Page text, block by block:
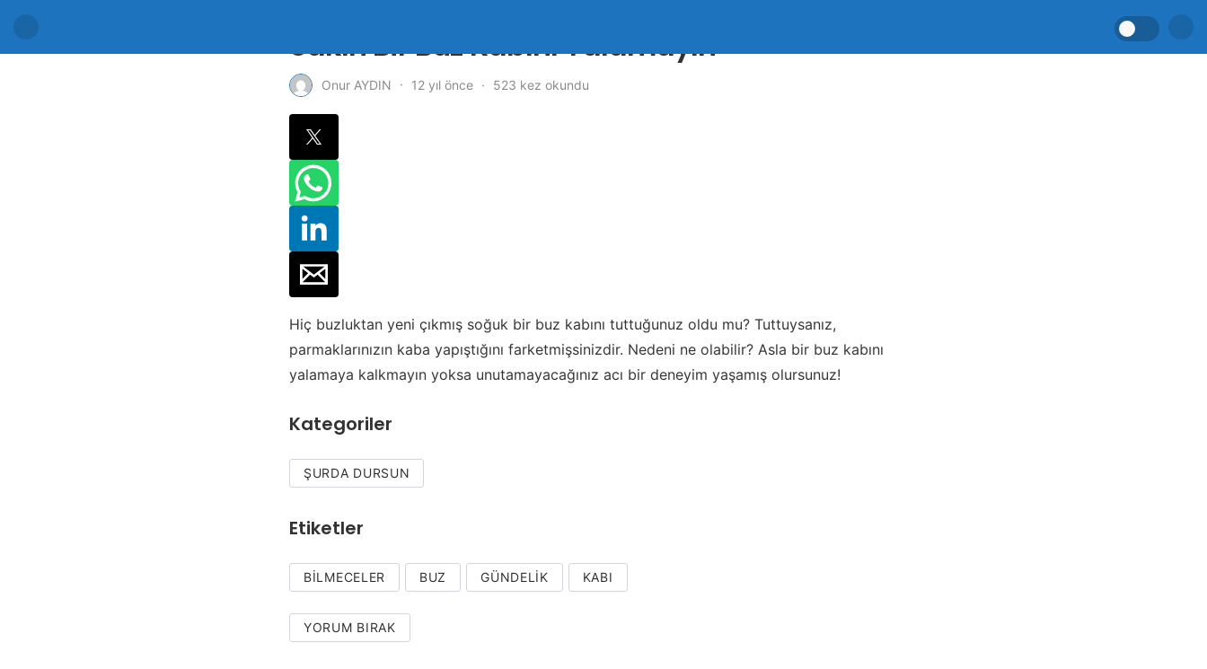
Sakın Bir Buz Kabını Yalamayın
Onur AYDIN 12 yıl önce 523 kez okundu
Hiç buzluktan yeni çıkmış soğuk bir buz kabını tuttuğunuz oldu mu? Tuttuysanız,
parmaklarınızın kaba yapıştığını farketmişsinizdir. Nedeni ne olabilir? Asla bir buz kabını
yalamaya kalkmayın yoksa unutamayacağınız acı bir deneyim yaşamış olursunuz!
Kategoriler
ŞURDA DURSUN
Etiketler
BILMECELER BUZ GÜNDELIK KABI
YORUM BIRAK